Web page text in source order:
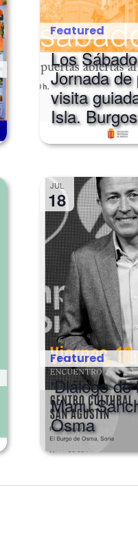
Featured
Los
Jornada
visita
Isla. Burgos
JUL
18
Featured
‘Diálogo
Manu
Osma